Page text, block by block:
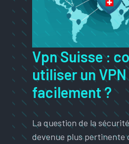
Vpn Suisse :
utiliser un
facilement ?
La question de la
devenue plus pertinente